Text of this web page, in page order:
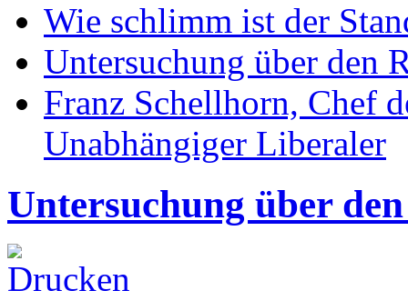
Wie schlimm ist der
Untersuchung über den
Franz Schellhorn, Chef
Unabhängiger Liberaler
Untersuchung über